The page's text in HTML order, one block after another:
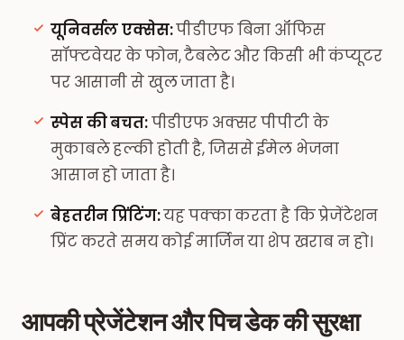
यूनिवर्सल एक्सेस:पीडीएफ बिना ऑफिस
सॉफ्टवेयर के फोन, टैबलेट और किसी भी कंप्यूटर
पर आसानी से खुल जाता है।
स्पेस की बचत:पीडीएफ अक्सर पीपीटी के
मुकाबले हल्की होती है, जिससे ईमेल भेजना
आसान हो जाता है।
बेहतरीन प्रिंटिंग:यह पक्का करता है कि प्रेजेंटेशन
प्रिंट करते समय कोई मार्जिन या शेप खराब न हो।
आपकी प्रेजेंटेशन और पिच डेक की सुरक्षा